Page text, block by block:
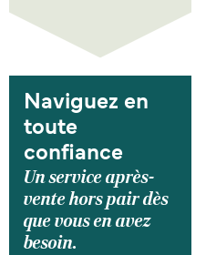
Naviguez en
toute
confiance
Un service après-
vente hors pair dès
que vous en avez
besoin.